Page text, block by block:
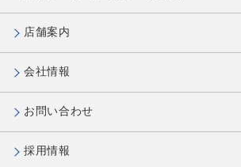
店舗案内
会社情報
お問い合わせ
採用情報